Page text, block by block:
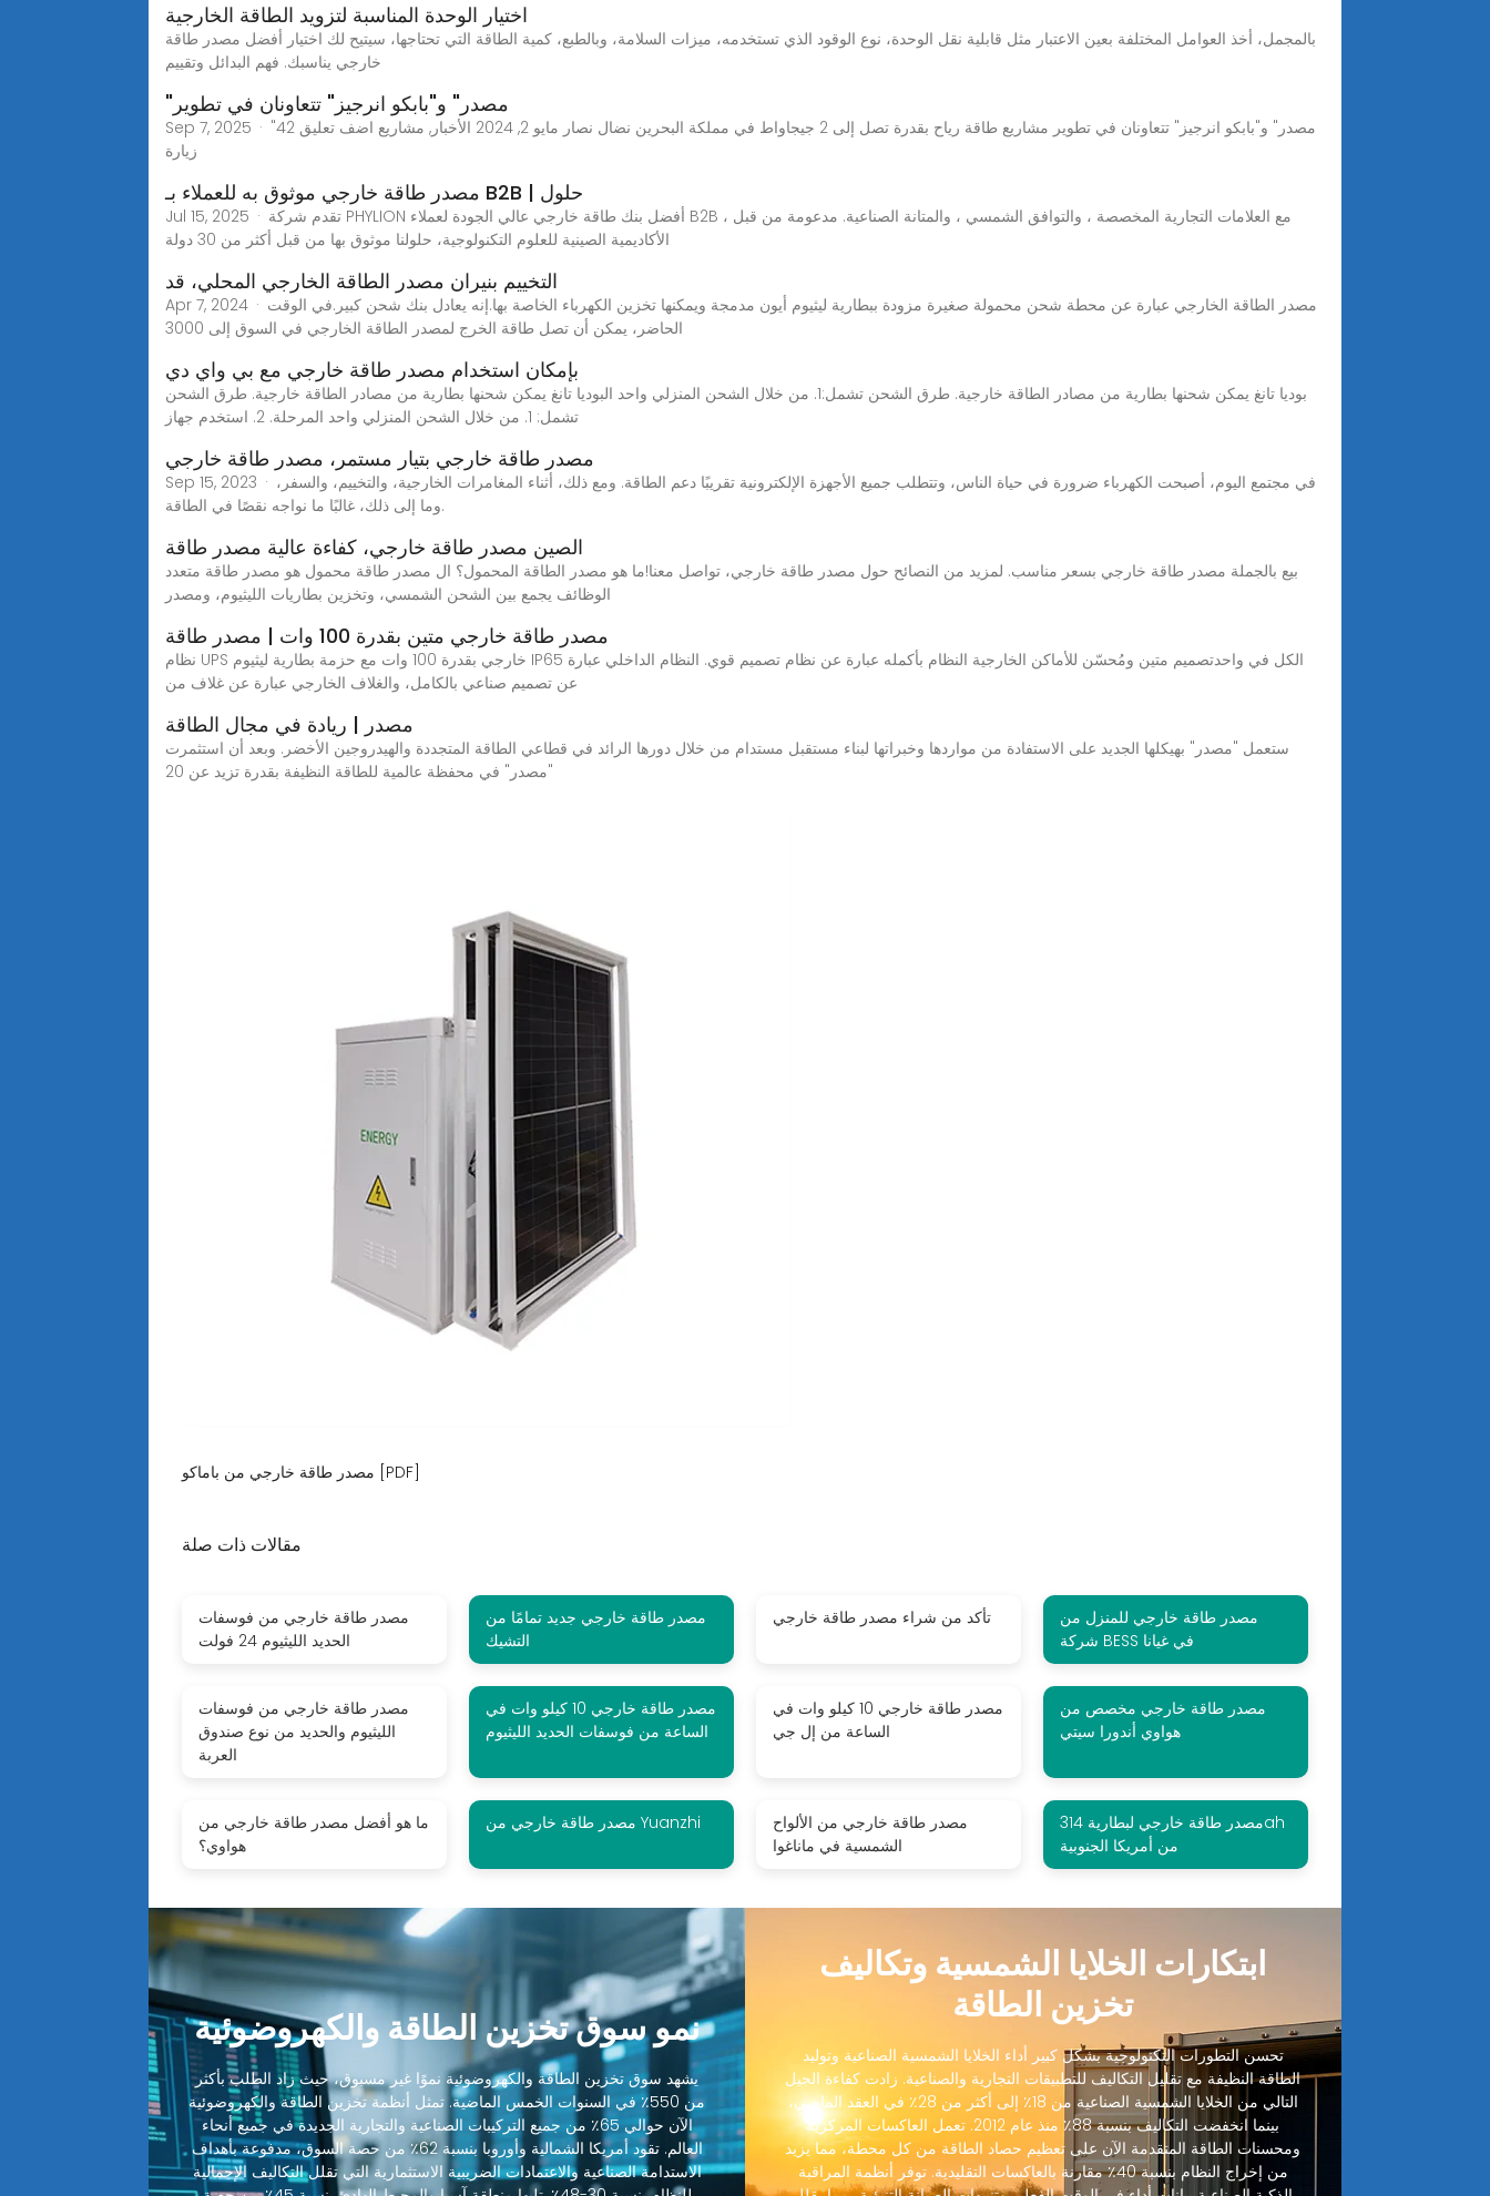
اختيار الوحدة المناسبة لتزويد الطاقة الخارجية
بالمجمل، أخذ العوامل المختلفة بعين الاعتبار مثل قابلية نقل الوحدة، نوع الوقود الذي تستخدمه، ميزات السلامة، وبالطبع، كمية الطاقة التي تحتاجها، سيتيح لك اختيار أفضل مصدر طاقة
خارجي يناسبك. فهم البدائل وتقييم
"مصدر" و"بابكو انرجيز" تتعاونان في تطوير
Sep 7, 2025 · "مصدر" و"بابكو انرجيز" تتعاونان في تطوير مشاريع طاقة رياح بقدرة تصل إلى 2 جيجاواط في مملكة البحرين نضال نصار مايو 2, 2024 الأخبار, مشاريع اضف تعليق 42
زيارة
مصدر طاقة خارجي موثوق به للعملاء بـ B2B | حلول
Jul 15, 2025 · تقدم شركة PHYLION أفضل بنك طاقة خارجي عالي الجودة لعملاء B2B ، مع العلامات التجارية المخصصة ، والتوافق الشمسي ، والمتانة الصناعية. مدعومة من قبل
الأكاديمية الصينية للعلوم التكنولوجية، حلولنا موثوق بها من قبل أكثر من 30 دولة
التخييم بنيران مصدر الطاقة الخارجي المحلي، قد
Apr 7, 2024 · مصدر الطاقة الخارجي عبارة عن محطة شحن محمولة صغيرة مزودة ببطارية ليثيوم أيون مدمجة ويمكنها تخزين الكهرباء الخاصة بها.إنه يعادل بنك شحن كبير.في الوقت
الحاضر، يمكن أن تصل طاقة الخرج لمصدر الطاقة الخارجي في السوق إلى 3000
بإمكان استخدام مصدر طاقة خارجي مع بي واي دي
بوديا تانغ يمكن شحنها بطارية من مصادر الطاقة خارجية. طرق الشحن تشمل:1. من خلال الشحن المنزلي واحد البوديا تانغ يمكن شحنها بطارية من مصادر الطاقة خارجية. طرق الشحن
تشمل: 1. من خلال الشحن المنزلي واحد المرحلة. 2. استخدم جهاز
مصدر طاقة خارجي بتيار مستمر، مصدر طاقة خارجي
Sep 15, 2023 · في مجتمع اليوم، أصبحت الكهرباء ضرورة في حياة الناس، وتتطلب جميع الأجهزة الإلكترونية تقريبًا دعم الطاقة. ومع ذلك، أثناء المغامرات الخارجية، والتخييم، والسفر،
وما إلى ذلك، غالبًا ما نواجه نقصًا في الطاقة.
الصين مصدر طاقة خارجي، كفاءة عالية مصدر طاقة
بيع بالجملة مصدر طاقة خارجي بسعر مناسب. لمزيد من النصائح حول مصدر طاقة خارجي، تواصل معنا!ما هو مصدر الطاقة المحمول؟ ال مصدر طاقة محمول هو مصدر طاقة متعدد
الوظائف يجمع بين الشحن الشمسي، وتخزين بطاريات الليثيوم، ومصدر
مصدر طاقة خارجي متين بقدرة 100 وات | مصدر طاقة
نظام UPS خارجي بقدرة 100 وات مع حزمة بطارية ليثيوم IP65 الكل في واحدتصميم متين ومُحسّن للأماكن الخارجية النظام بأكمله عبارة عن نظام تصميم قوي. النظام الداخلي عبارة
عن تصميم صناعي بالكامل، والغلاف الخارجي عبارة عن غلاف من
مصدر | ريادة في مجال الطاقة
ستعمل "مصدر" بهيكلها الجديد على الاستفادة من مواردها وخبراتها لبناء مستقبل مستدام من خلال دورها الرائد في قطاعي الطاقة المتجددة والهيدروجين الأخضر. وبعد أن استثمرت
"مصدر" في محفظة عالمية للطاقة النظيفة بقدرة تزيد عن 20
مصدر طاقة خارجي من باماكو [PDF]
مقالات ذات صلة
مصدر طاقة خارجي من فوسفات
الحديد الليثيوم 24 فولت
مصدر طاقة خارجي جديد تمامًا من
التشيك
تأكد من شراء مصدر طاقة خارجي
مصدر طاقة خارجي للمنزل من
شركة BESS في غيانا
مصدر طاقة خارجي من فوسفات
الليثيوم والحديد من نوع صندوق
العربة
مصدر طاقة خارجي 10 كيلو وات في
الساعة من فوسفات الحديد الليثيوم
مصدر طاقة خارجي 10 كيلو وات في
الساعة من إل جي
مصدر طاقة خارجي مخصص من
هواوي أندورا سيتي
ما هو أفضل مصدر طاقة خارجي من
هواوي؟
مصدر طاقة خارجي من Yuanzhi
مصدر طاقة خارجي من الألواح
الشمسية في ماناغوا
مصدر طاقة خارجي لبطارية 314ah
من أمريكا الجنوبية
نمو سوق تخزين الطاقة والكهروضوئية
يشهد سوق تخزين الطاقة والكهروضوئية نموًا غير مسبوق، حيث زاد الطلب بأكثر
من 550٪ في السنوات الخمس الماضية. تمثل أنظمة تخزين الطاقة والكهروضوئية
الآن حوالي 65٪ من جميع التركيبات الصناعية والتجارية الجديدة في جميع أنحاء
العالم. تقود أمريكا الشمالية وأوروبا بنسبة 62٪ من حصة السوق، مدفوعة بأهداف
الاستدامة الصناعية والاعتمادات الضريبية الاستثمارية التي تقلل التكاليف الإجمالية
ابتكارات الخلايا الشمسية وتكاليف
تخزين الطاقة
تحسن التطورات التكنولوجية بشكل كبير أداء الخلايا الشمسية الصناعية وتوليد
الطاقة النظيفة مع تقليل التكاليف للتطبيقات التجارية والصناعية. زادت كفاءة الجيل
التالي من الخلايا الشمسية الصناعية من 18٪ إلى أكثر من 28٪ في العقد الماضي،
بينما انخفضت التكاليف بنسبة 88٪ منذ عام 2012. تعمل العاكسات المركزية
ومحسنات الطاقة المتقدمة الآن على تعظيم حصاد الطاقة من كل محطة، مما يزيد
من إخراج النظام بنسبة 40٪ مقارنة بالعاكسات التقليدية. توفر أنظمة المراقبة